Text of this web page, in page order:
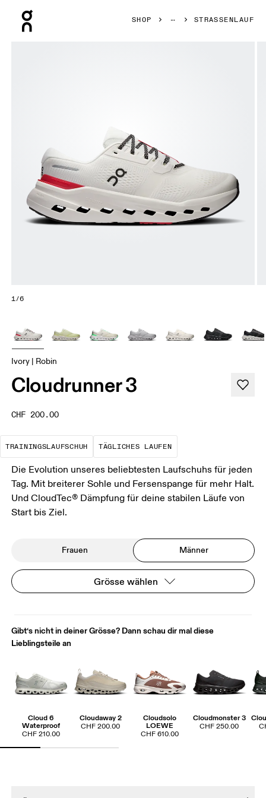
SHOP STRASSENLAUF
1/6
Ivory | Robin
Cloudrunner 3
CHF 200.00
TRAININGSLAUFSCHUH
Der optimale Schuh für die meisten
TÄGLICHES LAUFEN
Das ist deine Basis.
Die Evolution unseres beliebtesten Laufschuhs für jeden
Tag. Mit breiterer Sohle und Fersenspange für mehr Halt.
Und CloudTec® Dämpfung für deine stabilen Läufe von
Start bis Ziel.
Frauen Männer
Grösse wählen
Gibt‘s nicht in deiner Grösse? Dann schau dir mal diese
Lieblingsteile an
Cloud 6
Waterproof
CHF 210.00
Cloudaway 2
CHF 200.00
Cloudsolo
LOEWE
CHF 610.00
Cloudmonster 3
CHF 250.00